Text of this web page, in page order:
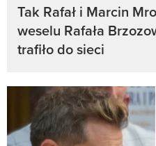
Tak Rafał i Marcin
weselu Rafała
trafiło do sieci